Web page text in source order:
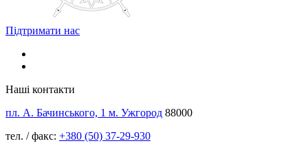
Підтримати нас
Наші контакти
пл. А. Бачинського, 1 м. Ужгород 88000
тел. / факс: +380 (50) 37-29-930